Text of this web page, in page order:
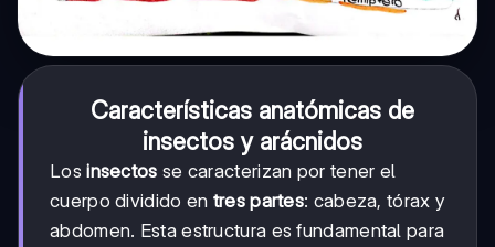
Características anatómicas de
insectos y arácnidos
Losinsectos se caracterizan por tener el
cuerpo dividido en tres partes: cabeza, tórax y
abdomen. Esta estructura es fundamental para